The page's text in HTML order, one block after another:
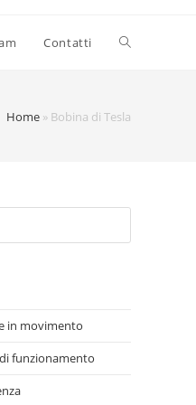
Contatti
Home » Bobina di Tesla
in movimento
funzionamento